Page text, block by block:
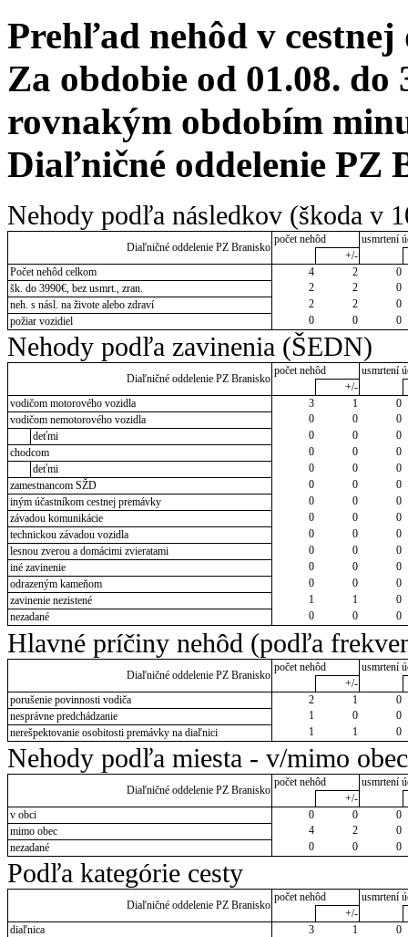
Prehľad nehôd v cestnej
Za obdobie od 01.08. do
rovnakým obdobím
Diaľničné oddelenie PZ
Nehody podľa následkov (škoda v
Diaľničné oddelenie PZ Branisko
počet nehôd
usmrtení
+/-
Počet nehôd celkom
4 2
0
šk. do 3990€, bez usmrt., zran.
2 2
0
neh. s násl. na živote alebo zdraví
2 2
0
požiar vozidiel
0 0 0
Nehody podľa zavinenia (ŠEDN)
Diaľničné oddelenie PZ Branisko
počet nehôd
usmrtení
+/-
vodičom motorového vozidla
3 1
0
vodičom nemotorového vozidla
0 0
0
deťmi
0 0
0
chodcom
0 0
0
deťmi
0 0
0
zamestnancom SŽD
0 0
0
iným účastníkom cestnej premávky
0 0
0
závadou komunikácie
0 0
0
technickou závadou vozidla
0 0
0
lesnou zverou a domácimi zvieratami
0 0
0
iné zavinenie
0 0
0
odrazeným kameňom
0 0
0
zavinenie nezistené
1 1
0
nezadané
0 0 0
Hlavné príčiny nehôd (podľa
Diaľničné oddelenie PZ Branisko
počet nehôd
usmrtení
+/-
porušenie povinnosti vodiča
2 1
0
nesprávne predchádzanie
1 0
0
nerešpektovanie osobitosti premávky na diaľnici
1 1 0
Nehody podľa miesta - v/mimo obec
Diaľničné oddelenie PZ Branisko
počet nehôd
usmrtení
+/-
v obci
0 0
0
mimo obec
4 2
0
nezadané
0 0 0
Podľa kategórie cesty
Diaľničné oddelenie PZ Branisko
počet nehôd
usmrtení
+/-
diaľnica
3 1
0